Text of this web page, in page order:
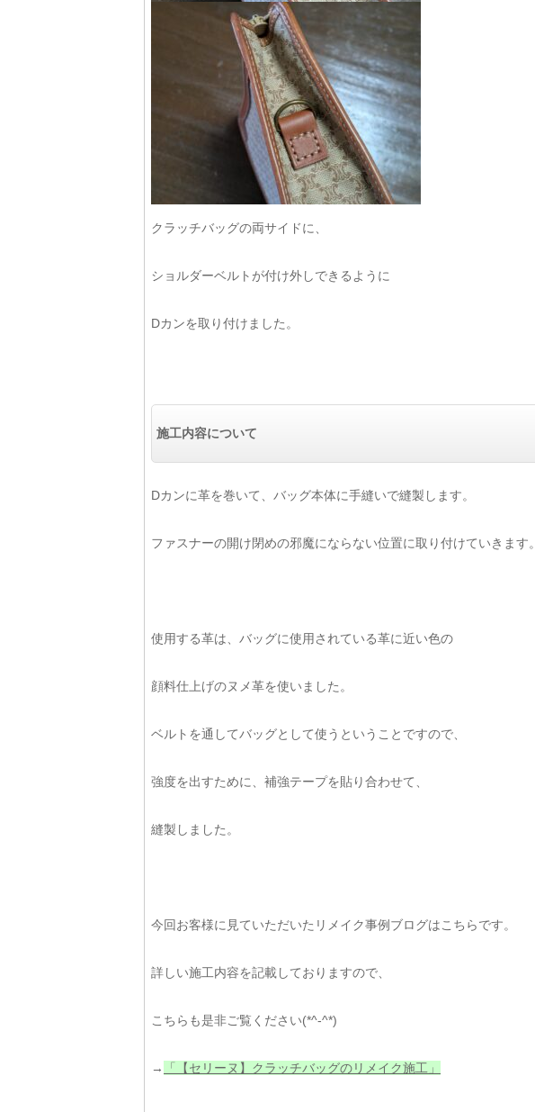
クラッチバッグの両サイドに、
ショルダーベルトが付け外しできるように
Dカンを取り付けました。
施工内容について
Dカンに革を巻いて、バッグ本体に手縫いで縫製します。
ファスナーの開け閉めの邪魔にならない位置に取り付けていきます。
使用する革は、バッグに使用されている革に近い色の
顔料仕上げのヌメ革を使いました。
ベルトを通してバッグとして使うということですので、
強度を出すために、補強テープを貼り合わせて、
縫製しました。
今回お客様に見ていただいたリメイク事例ブログはこちらです。
詳しい施工内容を記載しておりますので、
こちらも是非ご覧ください(*^-^*)
→ 「【セリーヌ】クラッチバッグのリメイク施工」